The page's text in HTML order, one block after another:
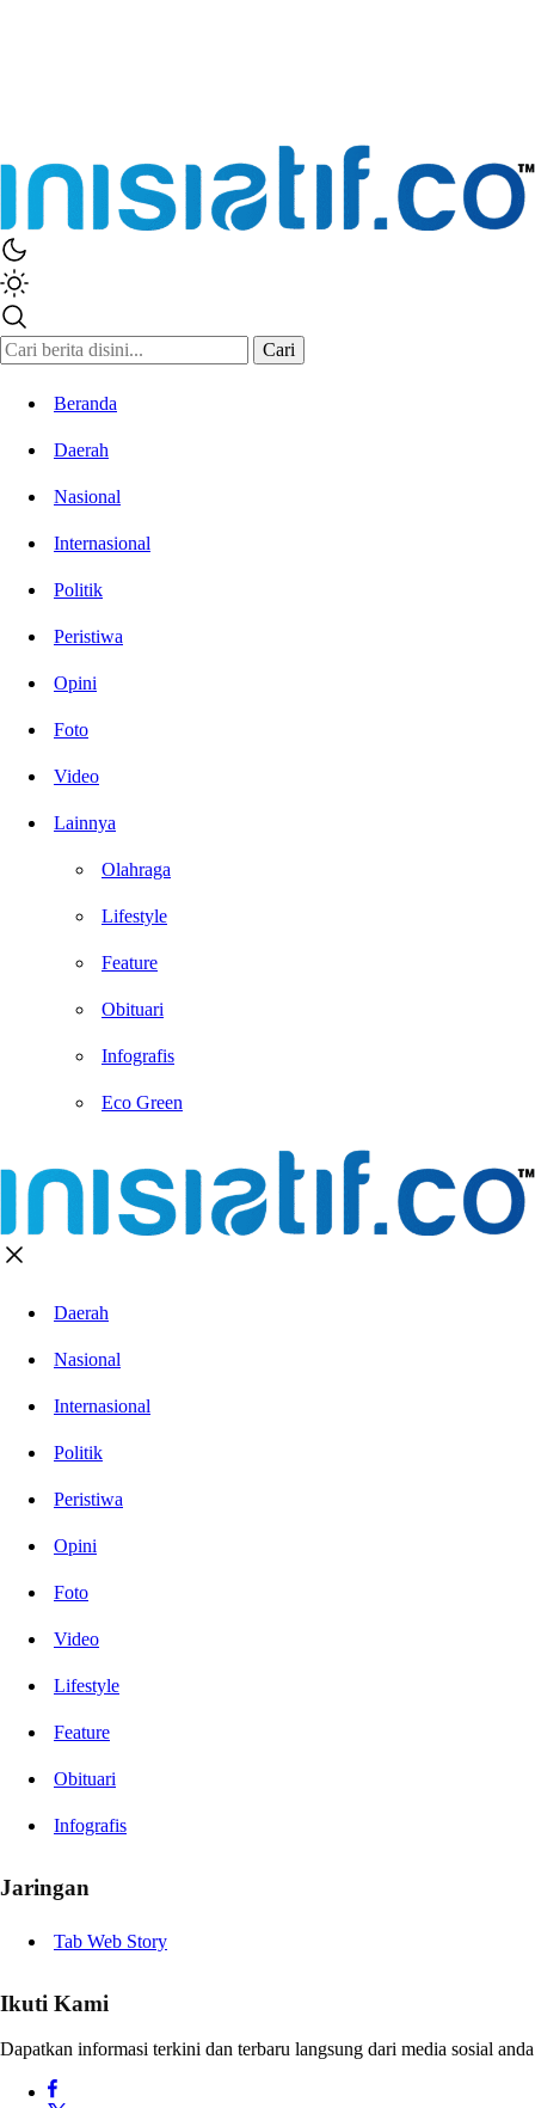
Cari
Beranda
Daerah
Nasional
Internasional
Politik
Peristiwa
Opini
Foto
Video
Lainnya
Olahraga
Lifestyle
Feature
Obituari
Infografis
Eco Green
Daerah
Nasional
Internasional
Politik
Peristiwa
Opini
Foto
Video
Lifestyle
Feature
Obituari
Infografis
Jaringan
Tab Web Story
Ikuti Kami
Dapatkan informasi terkini dan terbaru langsung dari media sosial anda